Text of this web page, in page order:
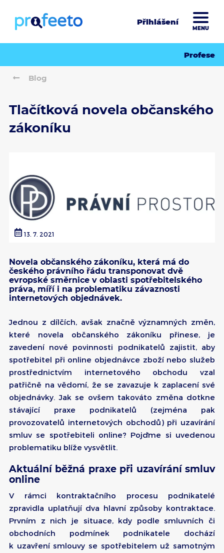
Přihlášení
MENU
Profese
Blog
Tlačítková novela občanského
zákoníku
13. 7. 2021
Novela občanského zákoníku, která má do
českého právního řádu transponovat dvě
evropské směrnice v oblasti spotřebitelského
práva, míří i na problematiku závaznosti
internetových objednávek.
Jednou z dílčích, avšak značně významných změn,
které novela občanského zákoníku přinese, je
zavedení nové povinnosti podnikatelů zajistit, aby
spotřebitel při online objednávce zboží nebo služeb
prostřednictvím internetového obchodu vzal
patřičně na vědomí, že se zavazuje k zaplacení své
objednávky. Jak se ovšem takováto změna dotkne
stávající praxe podnikatelů (zejména pak
provozovatelů internetových obchodů) při uzavírání
smluv se spotřebiteli online? Pojďme si uvedenou
problematiku blíže vysvětlit.
Aktuální běžná praxe při uzavírání smluv
online
V rámci kontraktačního procesu podnikatelé
zpravidla uplatňují dva hlavní způsoby kontraktace.
Prvním z nich je situace, kdy podle smluvních či
obchodních podmínek podnikatele dochází
k uzavření smlouvy se spotřebitelem už samotným